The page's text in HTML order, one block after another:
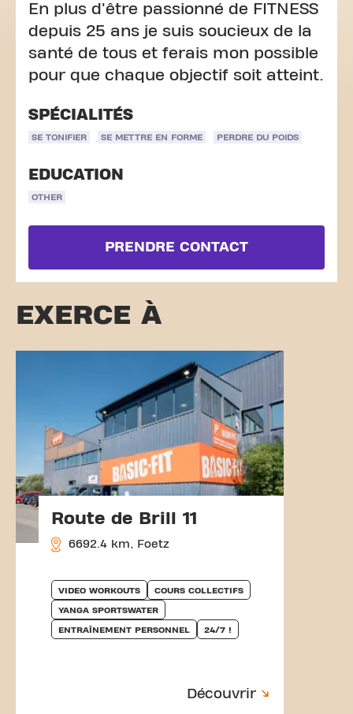
En plus d'être passionné de FITNESS
depuis 25 ans je suis soucieux de la
santé de tous et ferais mon possible
pour que chaque objectif soit atteint.
SPÉCIALITÉS
SE TONIFIER SE METTRE EN FORME PERDRE DU POIDS
EDUCATION
OTHER
PRENDRE CONTACT
EXERCE À
Route de Brill 11
6692.4 km, Foetz
VIDEO WORKOUTS COURS COLLECTIFS
YANGA SPORTSWATER
ENTRAÎNEMENT PERSONNEL 24/7 !
Découvrir